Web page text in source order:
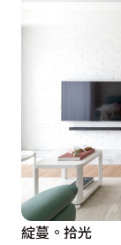
綻蔓。拾光